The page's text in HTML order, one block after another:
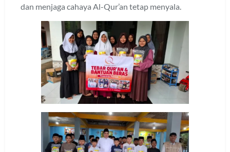
dan menjaga cahaya Al-Qur’an tetap menyala.